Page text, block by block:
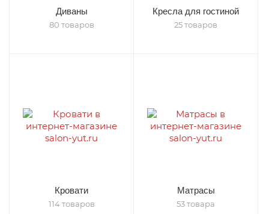
Диваны
80 товаров
Кресла для гостиной
25 товаров
Кровати
114 товаров
Матрасы
53 товара